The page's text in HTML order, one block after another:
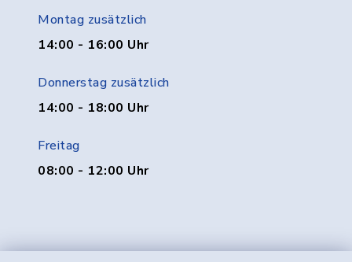
Montag zusätzlich
14:00 - 16:00 Uhr
Donnerstag zusätzlich
14:00 - 18:00 Uhr
Freitag
08:00 - 12:00 Uhr